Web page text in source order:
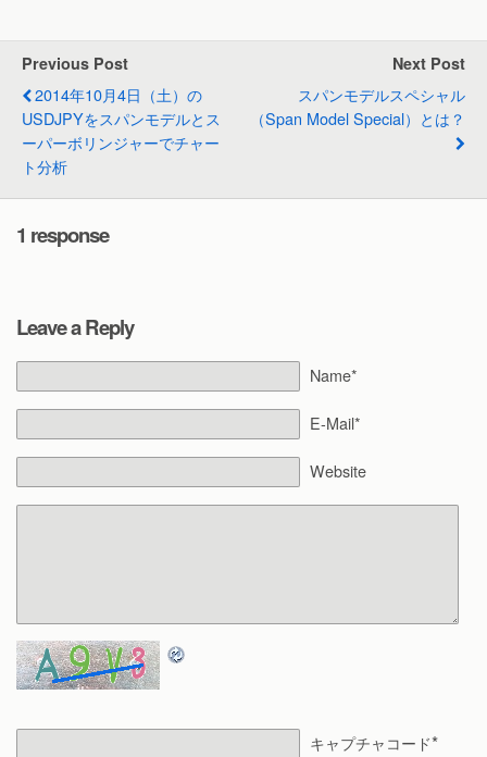
Previous Post
2014年10月4日（土）の
USDJPYをスパンモデルとス
ーパーボリンジャーでチャー
ト分析
Next Post
スパンモデルスペシャル
（Span Model Special）とは？
1 response
Leave a Reply
Name*
E-Mail*
Website
キャプチャコード*